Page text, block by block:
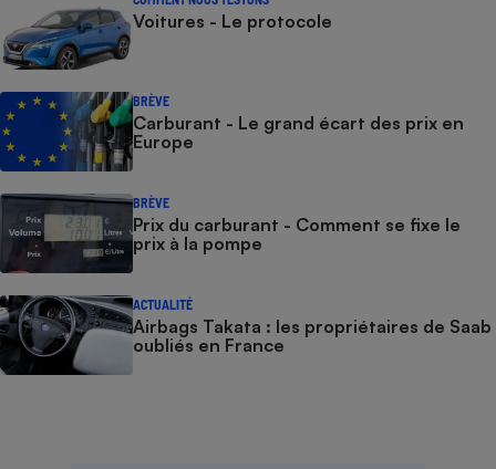
Voitures - Le protocole
BRÈVE
Carburant - Le grand écart des prix en
Europe
BRÈVE
Prix du carburant - Comment se fixe le
prix à la pompe
ACTUALITÉ
Airbags Takata : les propriétaires de Saab
oubliés en France